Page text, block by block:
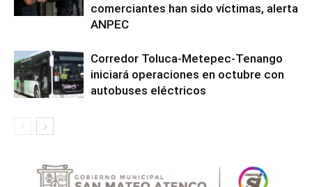
comerciantes han sido víctimas, alerta
ANPEC
Corredor Toluca-Metepec-Tenango
iniciará operaciones en octubre con
autobuses eléctricos